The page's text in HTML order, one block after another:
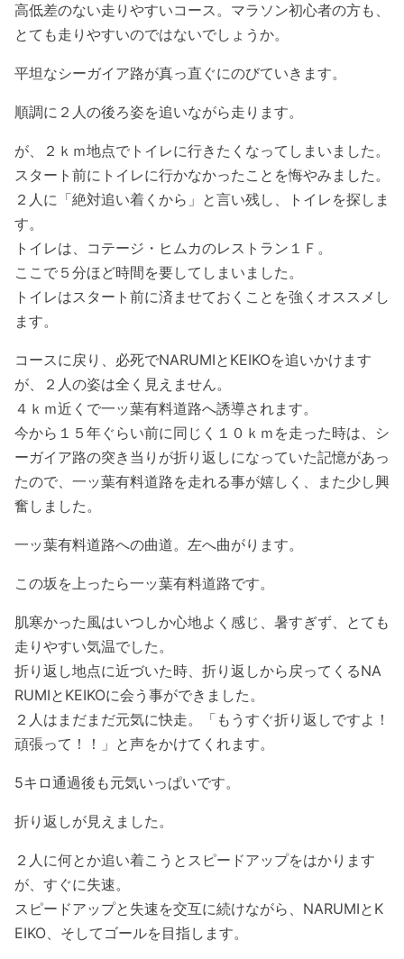
高低差のない走りやすいコース。マラソン初心者の方も、
とても走りやすいのではないでしょうか。
平坦なシーガイア路が真っ直ぐにのびていきます。
順調に２人の後ろ姿を追いながら走ります。
が、２ｋｍ地点でトイレに行きたくなってしまいました。
スタート前にトイレに行かなかったことを悔やみました。
２人に「絶対追い着くから」と言い残し、トイレを探しま
す。
トイレは、コテージ・ヒムカのレストラン１Ｆ。
ここで５分ほど時間を要してしまいました。
トイレはスタート前に済ませておくことを強くオススメし
ます。
コースに戻り、必死でNARUMIとKEIKOを追いかけます
が、２人の姿は全く見えません。
４ｋｍ近くで一ッ葉有料道路へ誘導されます。
今から１５年ぐらい前に同じく１０ｋｍを走った時は、シ
ーガイア路の突き当りが折り返しになっていた記憶があっ
たので、一ッ葉有料道路を走れる事が嬉しく、また少し興
奮しました。
一ッ葉有料道路への曲道。左へ曲がります。
この坂を上ったら一ッ葉有料道路です。
肌寒かった風はいつしか心地よく感じ、暑すぎず、とても
走りやすい気温でした。
折り返し地点に近づいた時、折り返しから戻ってくるNA
RUMIとKEIKOに会う事ができました。
２人はまだまだ元気に快走。「もうすぐ折り返しですよ！
頑張って！！」と声をかけてくれます。
5キロ通過後も元気いっぱいです。
折り返しが見えました。
２人に何とか追い着こうとスピードアップをはかります
が、すぐに失速。
スピードアップと失速を交互に続けながら、NARUMIとK
EIKO、そしてゴールを目指します。